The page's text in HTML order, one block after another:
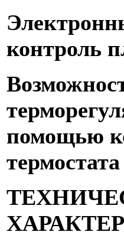
контроль
помощью
термостата